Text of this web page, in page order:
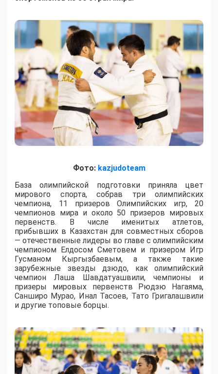
Фото: kazjudoteam
База олимпийской подготовки приняла цвет
мирового спорта, собрав три олимпийских
чемпиона, 11 призеров Олимпийских игр, 20
чемпионов мира и около 50 призеров мировых
первенств. В числе именитых атлетов,
прибывших в Казахстан для совместных сборов
— отечественные лидеры во главе с олимпийским
чемпионом Елдосом Сметовем и призером Игр
Гусманом Кыргызбаевым, а также такие
зарубежные звезды дзюдо, как олимпийский
чемпион Лаша Шавдатуашвили, чемпионы и
призеры мировых первенств Рюдзю Нагаяма,
Санширо Мурао, Инал Тасоев, Тато Григалашвили
и другие топовые борцы.